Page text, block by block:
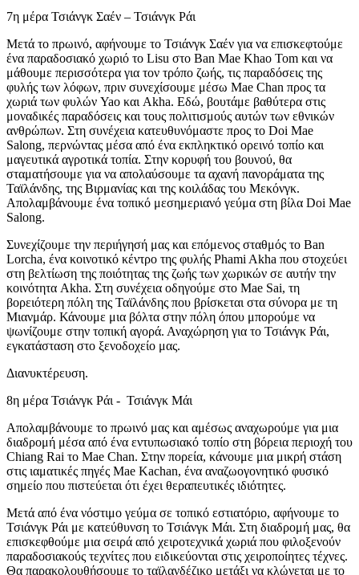
7η μέρα Τσιάνγκ Σαέν – Τσιάνγκ Ράι
Μετά το πρωινό, αφήνουμε το Τσιάνγκ Σαέν για να επισκεφτούμε
ένα παραδοσιακό χωριό το Lisu στο Ban Mae Khao Tom και να
μάθουμε περισσότερα για τον τρόπο ζωής, τις παραδόσεις της
φυλής των λόφων, πριν συνεχίσουμε μέσω Mae Chan προς τα
χωριά των φυλών Yao και Akha. Εδώ, βουτάμε βαθύτερα στις
μοναδικές παραδόσεις και τους πολιτισμούς αυτών των εθνικών
ανθρώπων. Στη συνέχεια κατευθυνόμαστε προς το Doi Mae
Salong, περνώντας μέσα από ένα εκπληκτικό ορεινό τοπίο και
μαγευτικά αγροτικά τοπία. Στην κορυφή του βουνού, θα
σταματήσουμε για να απολαύσουμε τα αχανή πανοράματα της
Ταϊλάνδης, της Βιρμανίας και της κοιλάδας του Μεκόνγκ.
Απολαμβάνουμε ένα τοπικό μεσημεριανό γεύμα στη βίλα Doi Mae
Salong.
Συνεχίζουμε την περιήγησή μας και επόμενος σταθμός το Ban
Lorcha, ένα κοινοτικό κέντρο της φυλής Phami Akha που στοχεύει
στη βελτίωση της ποιότητας της ζωής των χωρικών σε αυτήν την
κοινότητα Akha. Στη συνέχεια οδηγούμε στο Mae Sai, τη
βορειότερη πόλη της Ταϊλάνδης που βρίσκεται στα σύνορα με τη
Μιανμάρ. Κάνουμε μια βόλτα στην πόλη όπου μπορούμε να
ψωνίζουμε στην τοπική αγορά. Αναχώρηση για το Τσιάνγκ Ράι,
εγκατάσταση στο ξενοδοχείο μας.
Διανυκτέρευση.
8η μέρα Τσιάνγκ Ράι - Τσιάνγκ Μάι
Απολαμβάνουμε το πρωινό μας και αμέσως αναχωρούμε για μια
διαδρομή μέσα από ένα εντυπωσιακό τοπίο στη βόρεια περιοχή του
Chiang Rai το Mae Chan. Στην πορεία, κάνουμε μια μικρή στάση
στις ιαματικές πηγές Mae Kachan, ένα αναζωογονητικό φυσικό
σημείο που πιστεύεται ότι έχει θεραπευτικές ιδιότητες.
Μετά από ένα νόστιμο γεύμα σε τοπικό εστιατόριο, αφήνουμε το
Τσιάνγκ Ράι με κατεύθυνση το Τσιάνγκ Μάι. Στη διαδρομή μας, θα
επισκεφθούμε μια σειρά από χειροτεχνικά χωριά που φιλοξενούν
παραδοσιακούς τεχνίτες που ειδικεύονται στις χειροποίητες τέχνες.
Θα παρακολουθήσουμε το ταϊλανδέζικο μετάξι να κλώνεται με το